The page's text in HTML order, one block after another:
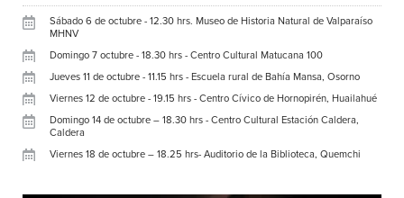
Sábado 6 de octubre - 12.30 hrs. Museo de Historia Natural de Valparaíso
MHNV
Domingo 7 octubre - 18.30 hrs - Centro Cultural Matucana 100
Jueves 11 de octubre - 11.15 hrs - Escuela rural de Bahía Mansa, Osorno
Viernes 12 de octubre - 19.15 hrs - Centro Cívico de Hornopirén, Huailahué
Domingo 14 de octubre – 18.30 hrs - Centro Cultural Estación Caldera,
Caldera
Viernes 18 de octubre – 18.25 hrs- Auditorio de la Biblioteca, Quemchi